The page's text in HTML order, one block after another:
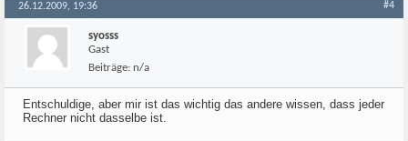
26.12.2009, 19:36 #4
syosss
Gast
Beiträge: n/a
Entschuldige, aber mir ist das wichtig das andere wissen, dass jeder
Rechner nicht dasselbe ist.